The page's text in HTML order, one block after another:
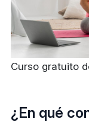
Curso gratuito
¿En qué